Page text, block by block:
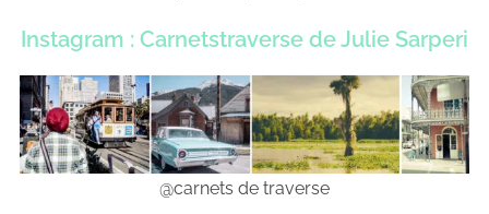
Instagram : Carnetstraverse de Julie Sarperi
@carnets de traverse